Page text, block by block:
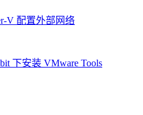
V 配置外部网络
下安装 VMware Tools